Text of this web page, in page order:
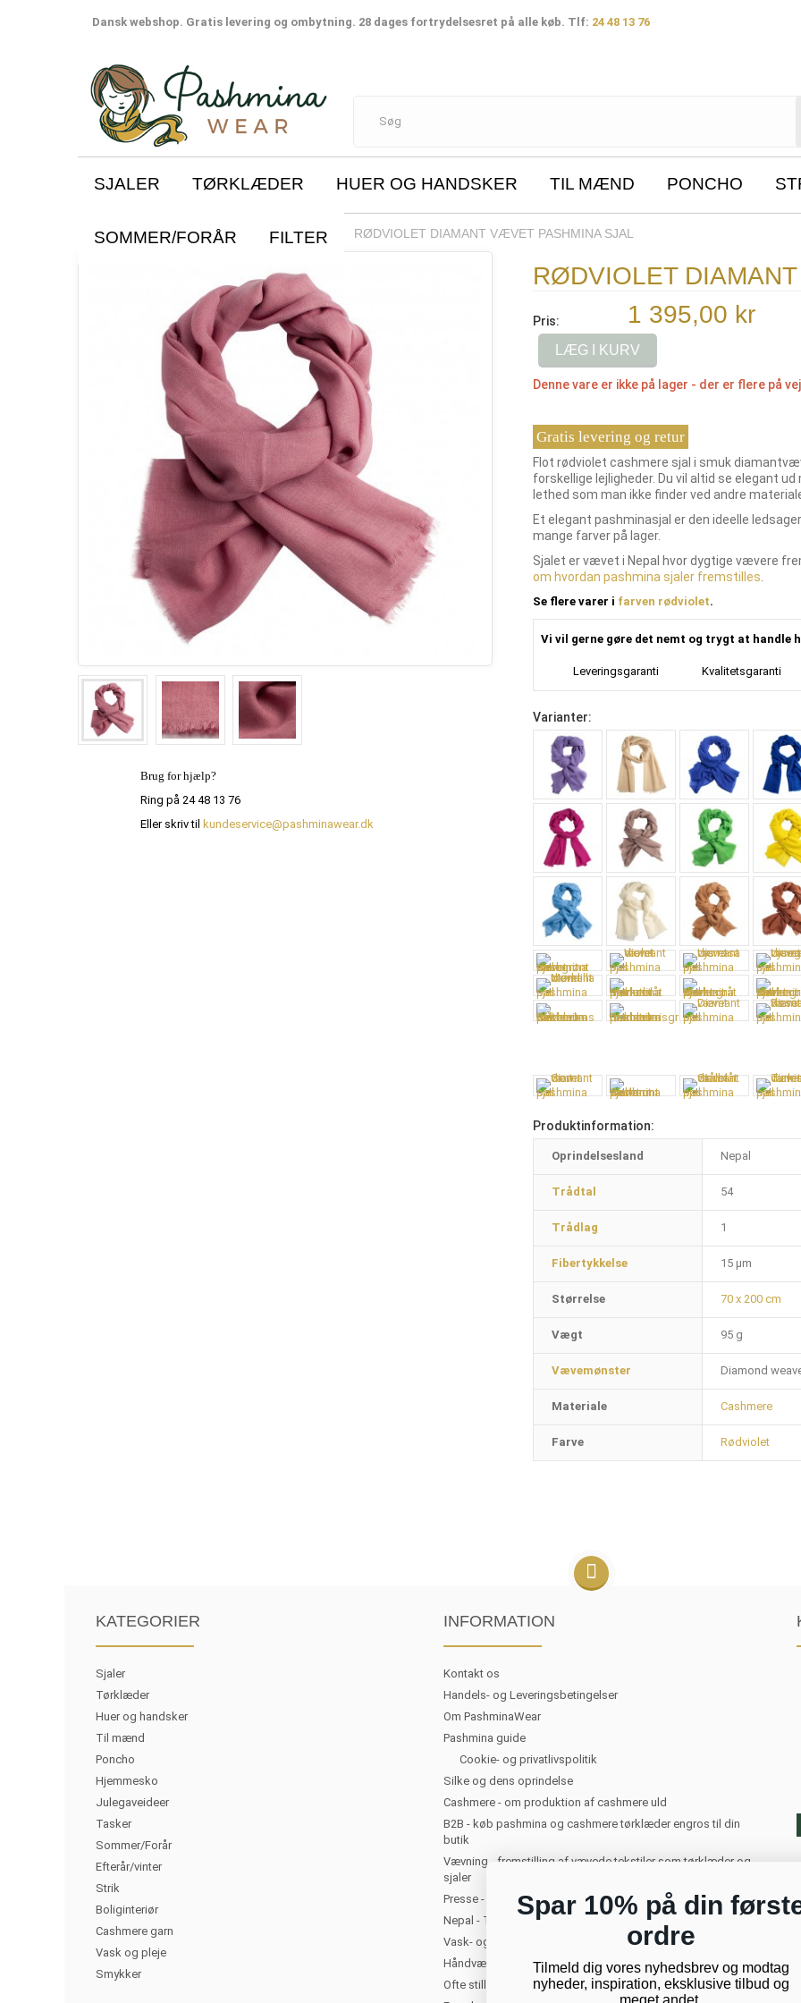
Dansk webshop. Gratis levering og ombytning. 28 dages fortrydelsesret på alle køb. Tlf: 24 48 13 76
SJALER TØRKLÆDER HUER OG HANDSKER TIL MÆND PONCHO
SOMMER/FORÅR FILTER
SJALER DIAMANT VÆVNING RØDVIOLET DIAMANT VÆVET PASHMINA SJAL
Brug for hjælp?
Ring på 24 48 13 76
Eller skriv til kundeservice@pashminawear.dk
RØDVIOLET
Pris: 1 395,00 kr
LÆG I KURV
Denne vare er ikke på lager - der er flere på
Gratis levering og retur
Flot rødviolet cashmere sjal i smuk
forskellige lejligheder. Du vil altid se elegant
lethed som man ikke finder ved andre
Et elegant pashminasjal er den ideelle
mange farver på lager.
Sjalet er vævet i Nepal hvor dygtige vævere
om hvordan pashmina sjaler fremstilles
Se flere varer i farven rødviolet.
Vi vil gerne gøre det nemt og trygt at handle
Leveringsgaranti Kvalitetsgaranti
Varianter:
Produktinformation:
Oprindelsesland Nepal
Trådtal 54
Trådlag 1
Fibertykkelse 15 µm
Størrelse 70 x 200 cm
Vægt 95 g
Vævemønster Diamond
Materiale Cashmere
Farve Rødviolet
KATEGORIER
Sjaler
Tørklæder
Huer og handsker
Til mænd
Poncho
Hjemmesko
Julegaveideer
Tasker
Sommer/Forår
Efterår/vinter
Strik
Boliginteriør
Cashmere garn
Vask og pleje
Smykker
INFORMATION
Kontakt os
Handels- og Leveringsbetingelser
Om PashminaWear
Pashmina guide
Cookie- og privatlivspolitik
Silke og dens oprindelse
Cashmere - om produktion af cashmere uld
B2B - køb pashmina og cashmere tørklæder engros til din
butik
Vævning - fremstilling af vævede tekstiler som tørklæder og
sjaler
Presse - PashminaWear i medierne
Nepal - Turist i Kathmandu. Om at rejse til Nepal
Vask- og plejeanvisning for cashmere
Håndvævede tørklæder og sjaler
Ofte stillede spørgsmål om cashmere
Spar 10% på din
ordre
Tilmeld dig vores nyhedsbrev og modtag
nyheder, inspiration, eksklusive tilbud og
meget andet.